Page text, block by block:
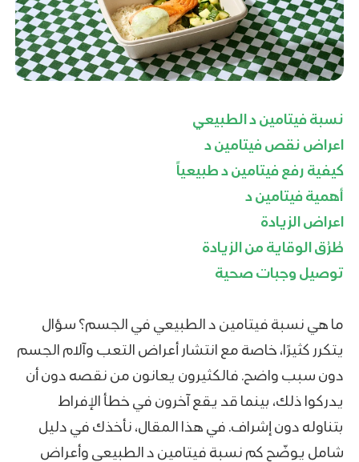
نسبة فيتامين د الطبيعي
اعراض نقص فيتامين د
كيفية رفع فيتامين د طبيعياً
أهمية فيتامين د
اعراض الزيادة
طُرُق الوقاية من الزيادة
توصيل وجبات صحية
ما هي نسبة فيتامين د الطبيعي في الجسم؟ سؤال
يتكرر كثيرًا، خاصة مع انتشار أعراض التعب وآلام الجسم
دون سبب واضح. فالكثيرون يعانون من نقصه دون أن
يدركوا ذلك، بينما قد يقع آخرون في خطأ الإفراط
بتناوله دون إشراف. في هذا المقال، نأخذك في دليل
شامل يوضّح كم نسبة فيتامين د الطبيعي وأعراض